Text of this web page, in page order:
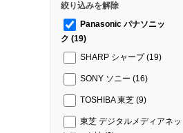
絞り込みを解除
Panasonic パナソニッ
ク (19)
SHARP シャープ(19)
SONY ソニー (16)
TOSHIBA 東芝 (9)
東芝 デジタルメディアネッ